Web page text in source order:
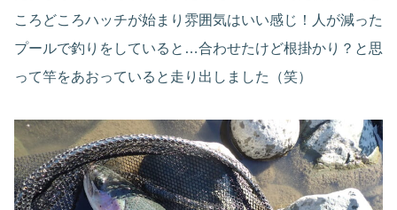
ころどころハッチが始まり雰囲気はいい感じ！人が減った
プールで釣りをしていると…合わせたけど根掛かり？と思
って竿をあおっていると走り出しました（笑）